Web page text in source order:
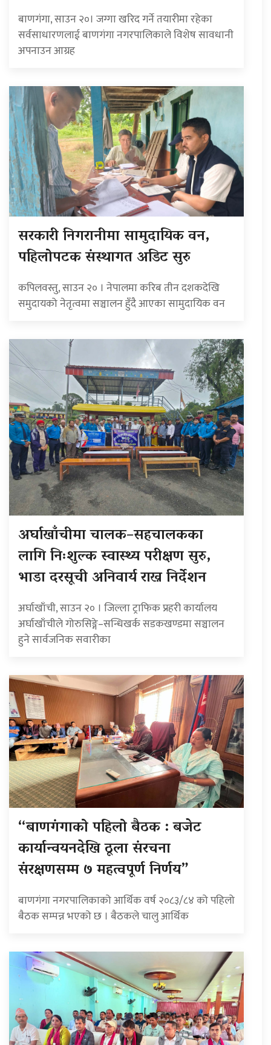
बाणगंगा, साउन २०। जग्गा खरिद गर्ने तयारीमा रहेका
सर्वसाधारणलाई बाणगंगा नगरपालिकाले विशेष सावधानी
अपनाउन आग्रह
सरकारी निगरानीमा सामुदायिक वन,
पहिलोपटक संस्थागत अडिट सुरु
कपिलवस्तु, साउन २० । नेपालमा करिब तीन दशकदेखि
समुदायको नेतृत्वमा सञ्चालन हुँदै आएका सामुदायिक वन
अर्घाखाँचीमा चालक–सहचालकका
लागि निःशुल्क स्वास्थ्य परीक्षण सुरु,
भाडा दरसूची अनिवार्य राख्न निर्देशन
अर्घाखाँची, साउन २० । जिल्ला ट्राफिक प्रहरी कार्यालय
अर्घाखाँचीले गोरुसिङ्गे–सन्धिखर्क सडकखण्डमा सञ्चालन
हुने सार्वजनिक सवारीका
“बाणगंगाको पहिलो बैठक : बजेट
कार्यान्वयनदेखि ठूला संरचना
संरक्षणसम्म ७ महत्वपूर्ण निर्णय”
बाणगंगा नगरपालिकाको आर्थिक वर्ष २०८३/८४ को पहिलो
बैठक सम्पन्न भएको छ । बैठकले चालु आर्थिक